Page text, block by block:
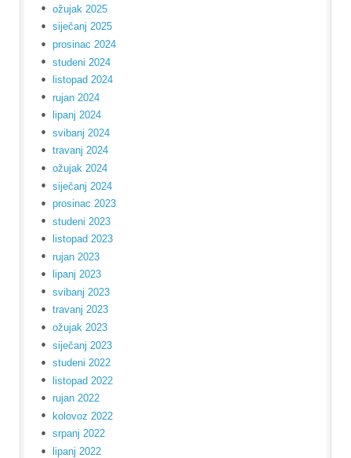
ožujak 2025
siječanj 2025
prosinac 2024
studeni 2024
listopad 2024
rujan 2024
lipanj 2024
svibanj 2024
travanj 2024
ožujak 2024
siječanj 2024
prosinac 2023
studeni 2023
listopad 2023
rujan 2023
lipanj 2023
svibanj 2023
travanj 2023
ožujak 2023
siječanj 2023
studeni 2022
listopad 2022
rujan 2022
kolovoz 2022
srpanj 2022
lipanj 2022